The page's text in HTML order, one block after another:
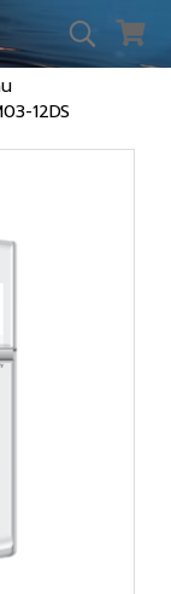
12DS